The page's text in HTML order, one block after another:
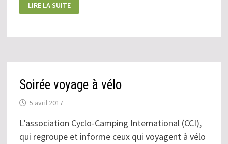
DU
VÉLO
DU
JUIN
LIRE LA SUITE
Soirée voyage à vélo
5 avril 2017
L’association Cyclo-Camping International (CCI),
qui regroupe et informe ceux qui voyagent à vélo